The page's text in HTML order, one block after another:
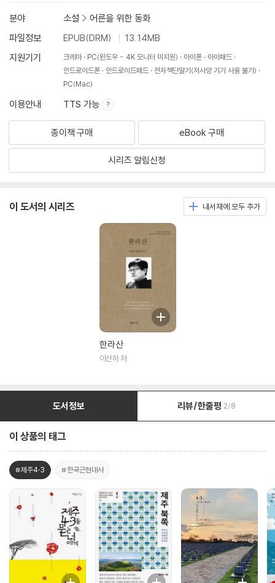
분야 소설 > 어른을 위한 동화
파일정보
EPUB(DRM)
13.14MB
지원기기
크레마 PC(윈도우 - 4K 모니터 미지원) 아이폰
아이패드
안드로이드폰
안드로이드패드
전자책단말기(저사양 기기 사용 불가)
PC(Mac)
이용안내 TTS 가능
종이책 구매 eBook 구매
시리즈 알림신청
이 도서의 시리즈 내서재에 모두 추가
한라산
이산하 저
도서정보 리뷰/한줄평 2/8
이 상품의 태그
#제주4·3 #한국근현대사